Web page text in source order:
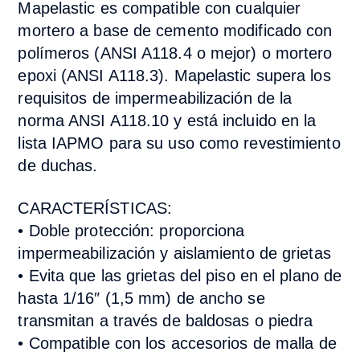
Mapelastic es compatible con cualquier
mortero a base de cemento modificado con
polímeros (ANSI A118.4 o mejor) o mortero
epoxi (ANSI A118.3). Mapelastic supera los
requisitos de impermeabilización de la
norma ANSI A118.10 y está incluido en la
lista IAPMO para su uso como revestimiento
de duchas.
CARACTERÍSTICAS:
• Doble protección: proporciona
impermeabilización y aislamiento de grietas
• Evita que las grietas del piso en el plano de
hasta 1/16″ (1,5 mm) de ancho se
transmitan a través de baldosas o piedra
• Compatible con los accesorios de malla de